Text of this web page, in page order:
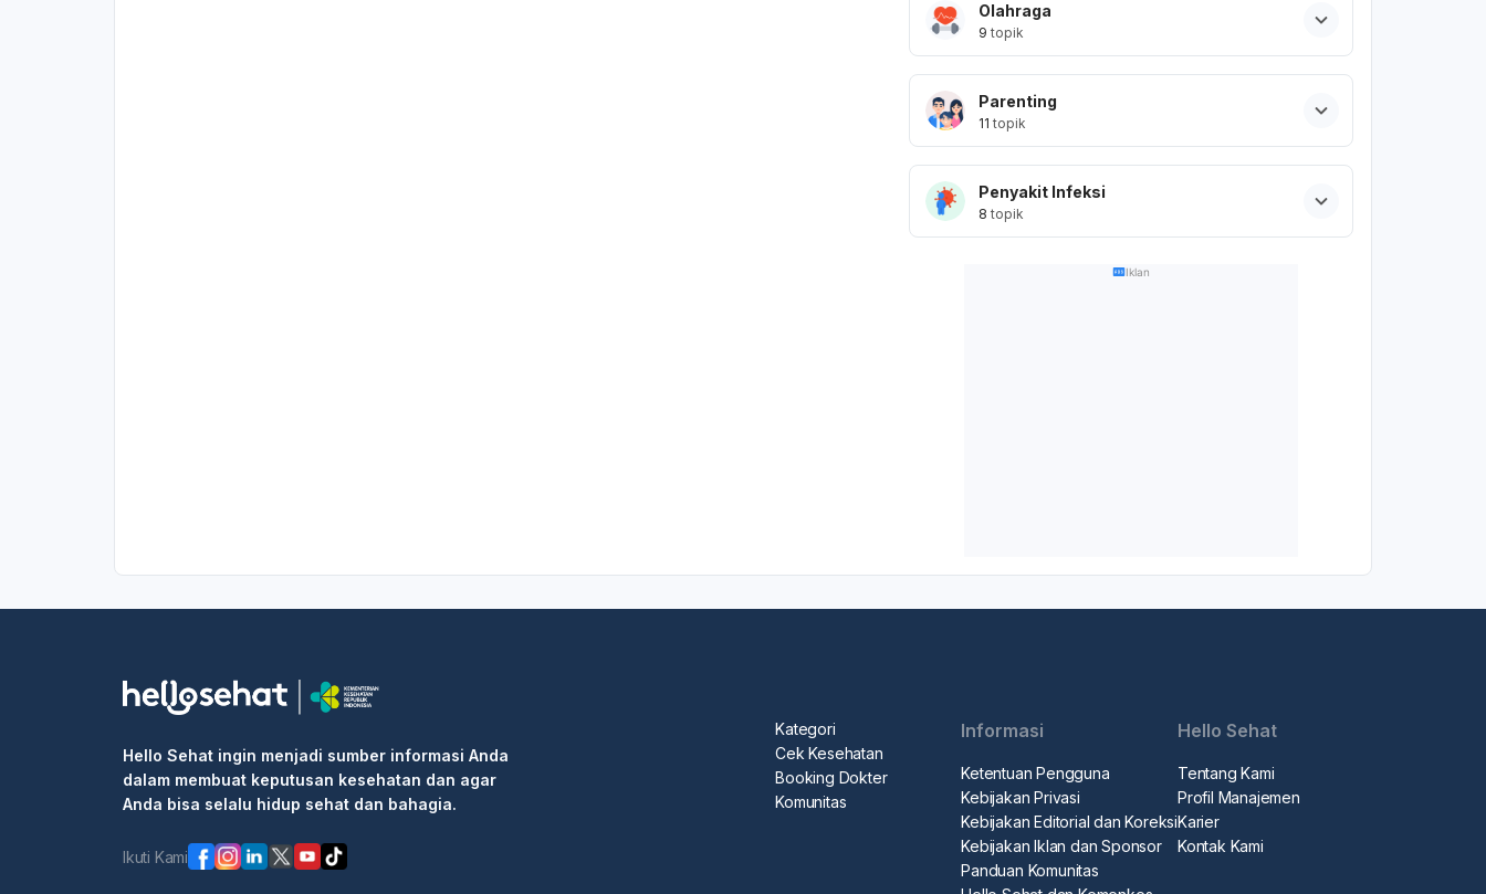
Olahraga
9 topik
Parenting
11 topik
Penyakit Infeksi
8 topik
Iklan
Hello Sehat ingin menjadi sumber informasi Anda
dalam membuat keputusan kesehatan dan agar
Anda bisa selalu hidup sehat dan bahagia.
Ikuti Kami
Kategori
Cek Kesehatan
Booking Dokter
Komunitas
Informasi
Ketentuan Pengguna
Kebijakan Privasi
Kebijakan Editorial dan Koreksi
Kebijakan Iklan dan Sponsor
Panduan Komunitas
Hello Sehat
Tentang Kami
Profil Manajemen
Karier
Kontak Kami